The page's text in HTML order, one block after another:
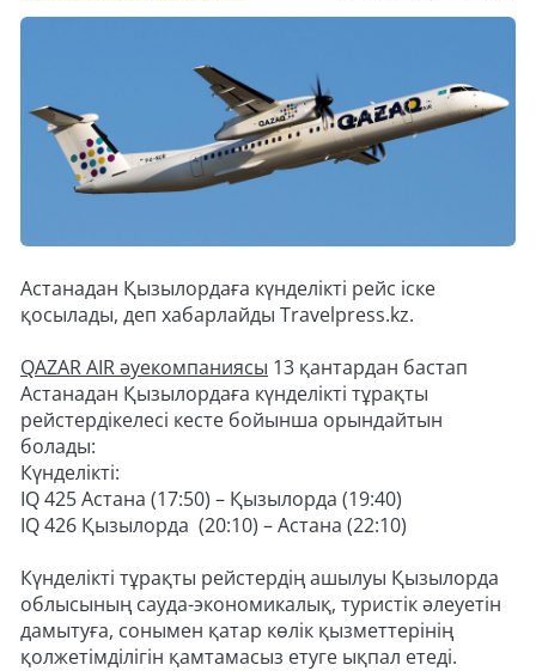
Астанадан Қызылордаға күнделікті рейс іске
қосылады, деп хабарлайды Travelpress.kz.
QAZAR AIR әуекомпаниясы 13 қантардан бастап
Астанадан Қызылордаға күнделікті тұрақты
рейстердікелесі кесте бойынша орындайтын
болады:
Күнделікті:
IQ 425 Астана (17:50) – Қызылорда (19:40)
IQ 426 Қызылорда (20:10) – Астана (22:10)
Күнделікті тұрақты рейстердің ашылуы Қызылорда
облысының сауда-экономикалық, туристік әлеуетін
дамытуға, сонымен қатар көлік қызметтерінің
қолжетімділігін қамтамасыз етуге ықпал етеді.